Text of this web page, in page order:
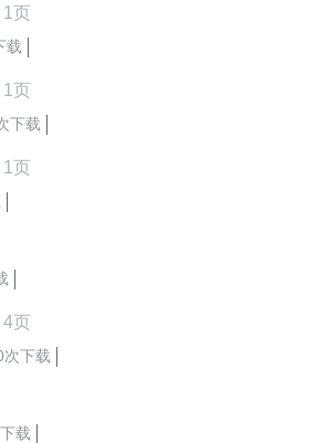
1页
载
1页
下载
1页
4页
次下载
载